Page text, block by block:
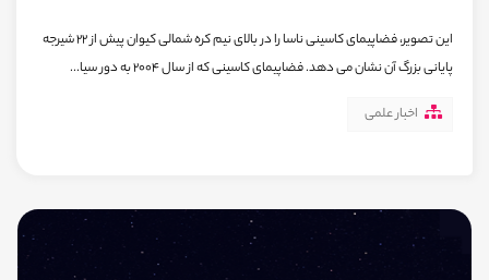
این تصویر، فضاپیمای کاسینی ناسا را در بالای نیم کره شمالی کیوان پیش از 22 شیرجه
پایانی بزرگ آن نشان می دهد. فضاپیمای کاسینی که از سال 2004 به دور سیا...
اخبار علمی